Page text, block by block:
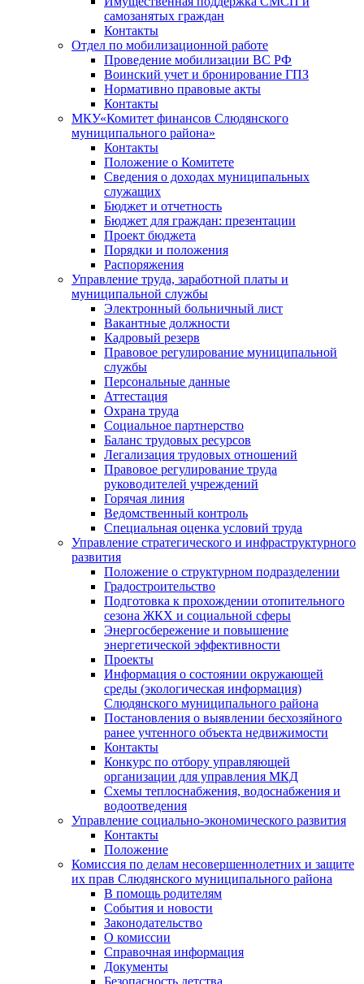
самозанятых граждан
Контакты
Отдел по мобилизационной работе
Проведение мобилизации ВС РФ
Воинский учет и бронирование ГПЗ
Нормативно правовые акты
Контакты
МКУ«Комитет финансов Слюдянского
муниципального района»
Контакты
Положение о Комитете
Сведения о доходах муниципальных
служащих
Бюджет и отчетность
Бюджет для граждан: презентации
Проект бюджета
Порядки и положения
Распоряжения
Управление труда, заработной платы и
муниципальной службы
Электронный больничный лист
Вакантные должности
Кадровый резерв
Правовое регулирование муниципальной
службы
Персональные данные
Аттестация
Охрана труда
Социальное партнерство
Баланс трудовых ресурсов
Легализация трудовых отношений
Правовое регулирование труда
руководителей учреждений
Горячая линия
Ведомственный контроль
Специальная оценка условий труда
Управление стратегического и инфраструктурного
развития
Положение о структурном подразделении
Градостроительство
Подготовка к прохождении отопительного
сезона ЖКХ и социальной сферы
Энергосбережение и повышение
энергетической эффективности
Проекты
Информация о состоянии окружающей
среды (экологическая информация)
Слюдянского муниципального района
Постановления о выявлении бесхозяйного
ранее учтенного объекта недвижимости
Контакты
Конкурс по отбору управляющей
организации для управления МКД
Схемы теплоснабжения, водоснабжения и
водоотведения
Управление социально-экономического развития
Контакты
Положение
Комиссия по делам несовершеннолетних и защите
их прав Слюдянского муниципального района
В помощь родителям
События и новости
Законодательство
О комиссии
Справочная информация
Документы
Безопасность детства